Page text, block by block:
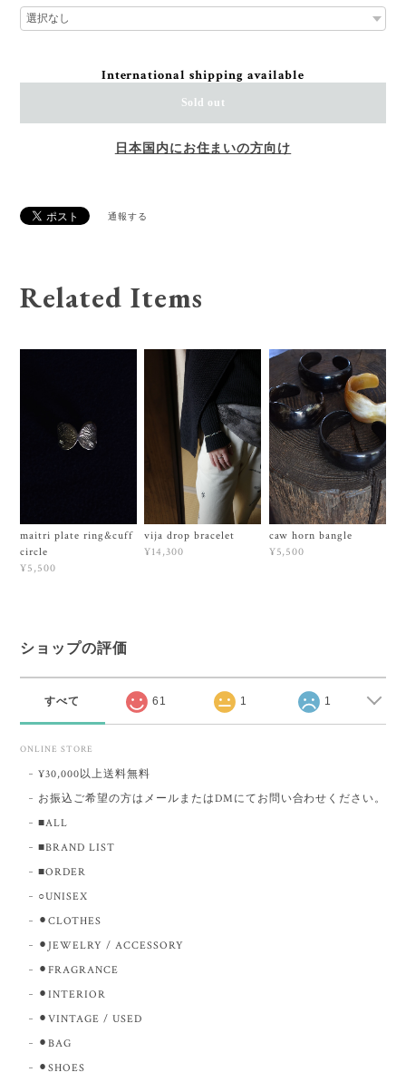
International shipping available
Sold out
日本国内にお住まいの方向け
通報する
Related Items
maitri plate ring&cuff
circle
¥5,500
vija drop bracelet
¥14,300
caw horn bangle
¥5,500
ショップの評価
すべて 61 1 1
ONLINE STORE
¥30,000以上送料無料
お振込ご希望の方はメールまたはDMにてお問い合わせください。
■ALL
■BRAND LIST
■ORDER
○UNISEX
⚫︎CLOTHES
⚫︎JEWELRY / ACCESSORY
⚫︎FRAGRANCE
⚫︎INTERIOR
⚫︎VINTAGE / USED
⚫︎BAG
⚫︎SHOES